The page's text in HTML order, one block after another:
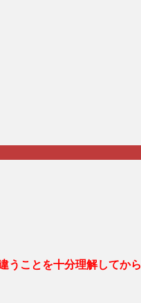
うことを十分理解してから